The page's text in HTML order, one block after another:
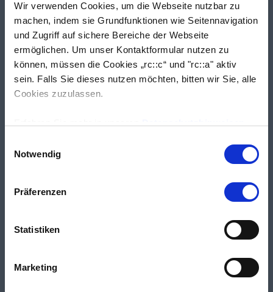
Wir verwenden Cookies, um die Webseite nutzbar zu
machen, indem sie Grundfunktionen wie Seitennavigation
und Zugriff auf sichere Bereiche der Webseite
ermöglichen. Um unser Kontaktformular nutzen zu
können, müssen die Cookies „rc::c“ und "rc::a" aktiv
sein. Falls Sie dieses nutzen möchten, bitten wir Sie, alle
Cookies zuzulassen.
Notwendig
Präferenzen
Statistiken
Marketing